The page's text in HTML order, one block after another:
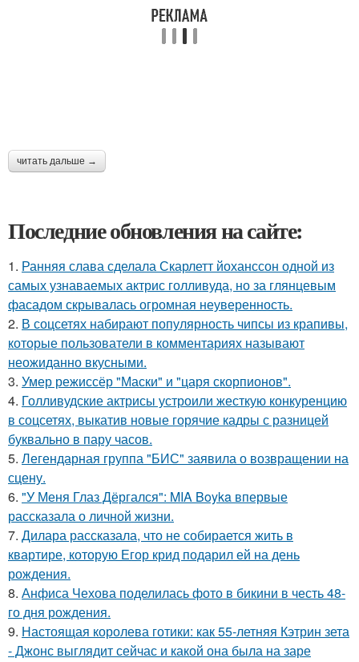
читать дальше →
Последние обновления на сайте:
1. Ранняя слава сделала Скарлетт йоханссон одной из
самых узнаваемых актрис голливуда, но за глянцевым
фасадом скрывалась огромная неуверенность.
2. В соцсетях набирают популярность чипсы из крапивы,
которые пользователи в комментариях называют
неожиданно вкусными.
3. Умер режиссёр "Маски" и "царя скорпионов".
4. Голливудские актрисы устроили жесткую конкуренцию
в соцсетях, выкатив новые горячие кадры с разницей
буквально в пару часов.
5. Легендарная группа "БИС" заявила о возвращении на
сцену.
6. "У Меня Глаз Дёргался": MIA Boyka впервые
рассказала о личной жизни.
7. Дилара рассказала, что не собирается жить в
квартире, которую Егор крид подарил ей на день
рождения.
8. Анфиса Чехова поделилась фото в бикини в честь 48-
го дня рождения.
9. Настоящая королева готики: как 55-летняя Кэтрин зета
- Джонс выглядит сейчас и какой она была на заре